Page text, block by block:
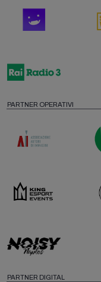
PARTNER OPERATIVI
PARTNER DIGITAL